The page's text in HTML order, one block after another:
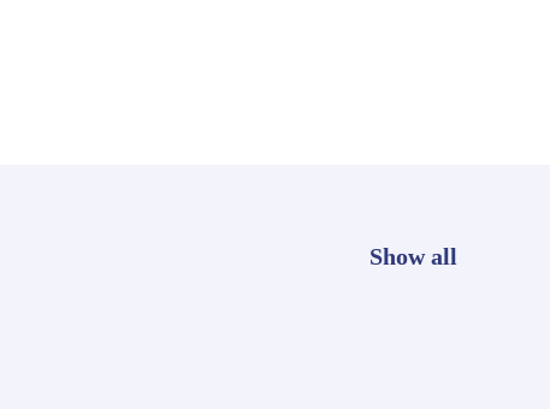
Show all